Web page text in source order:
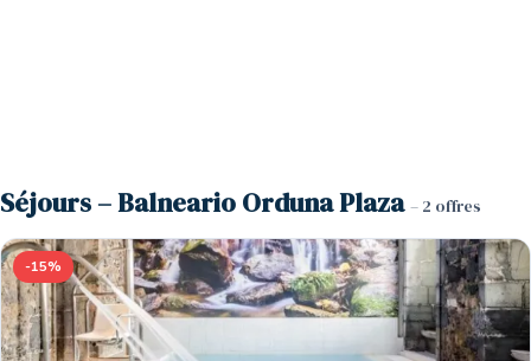
Séjours – Balneario Orduna Plaza – 2 offres
-15%